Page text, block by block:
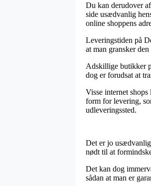
Du kan derudover
side usædvanlig
online shoppens
Leveringstiden på
at man gransker
Adskillige butikker
dog er forudsat at
Visse internet
form for levering,
udleveringssted.
Det er jo
nødt til at
Det kan dog
sådan at man er